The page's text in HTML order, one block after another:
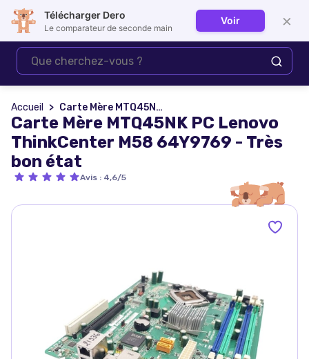
Se connecter
Accueil Carte Mère MTQ45NK PC Lenovo ThinkCenter M58 64Y9769 - Très bon état
Carte Mère MTQ45NK PC Lenovo
ThinkCenter M58 64Y9769 - Très
bon état
Avis : 4,6/5
Télécharger Dero
Le comparateur de seconde main
Voir ×